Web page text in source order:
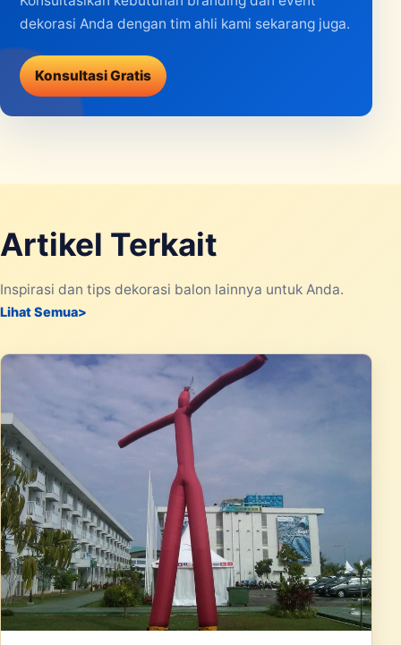
dekorasi Anda dengan tim ahli kami sekarang juga.
Konsultasi Gratis
Artikel Terkait
Inspirasi dan tips dekorasi balon lainnya untuk Anda.
Lihat Semua